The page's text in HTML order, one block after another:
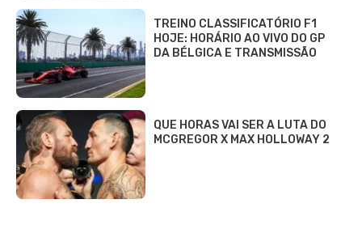
TREINO CLASSIFICATÓRIO F1
HOJE: HORÁRIO AO VIVO DO GP
DA BÉLGICA E TRANSMISSÃO
QUE HORAS VAI SER A LUTA DO
MCGREGOR X MAX HOLLOWAY 2